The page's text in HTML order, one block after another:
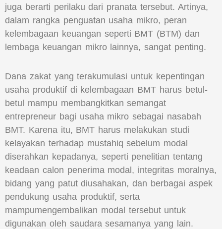
juga berarti perilaku dari pranata tersebut. Artinya,
dalam rangka penguatan usaha mikro, peran
kelembagaan keuangan seperti BMT (BTM) dan
lembaga keuangan mikro lainnya, sangat penting.
Dana zakat yang terakumulasi untuk kepentingan
usaha produktif di kelembagaan BMT harus betul-
betul mampu membangkitkan semangat
entrepreneur bagi usaha mikro sebagai nasabah
BMT. Karena itu, BMT harus melakukan studi
kelayakan terhadap mustahiq sebelum modal
diserahkan kepadanya, seperti penelitian tentang
keadaan calon penerima modal, integritas moralnya,
bidang yang patut diusahakan, dan berbagai aspek
pendukung usaha produktif, serta
mampumengembalikan modal tersebut untuk
digunakan oleh saudara sesamanya yang lain.